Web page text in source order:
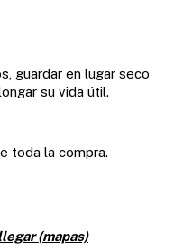
guardar en lugar seco
su vida útil.
la compra.
(mapas)